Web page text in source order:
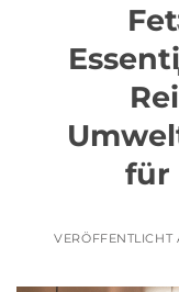
für
VERÖFFENTLICHT